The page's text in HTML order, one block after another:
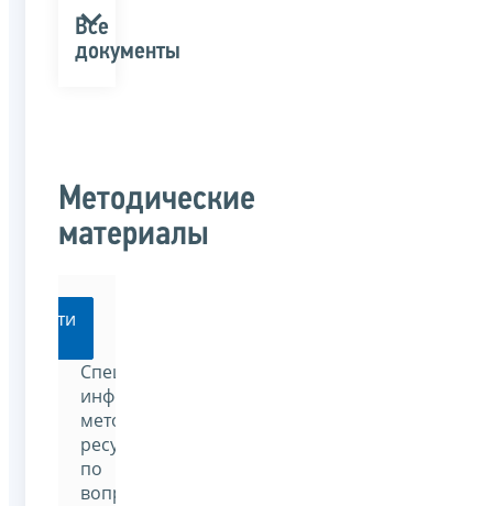
Все
документы
Методические
материалы
Перейти
Специализированный
информационно-
методический
ресурс
по
вопросам